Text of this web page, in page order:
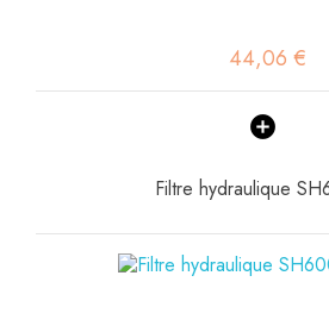
44,06 €
Filtre hydraulique